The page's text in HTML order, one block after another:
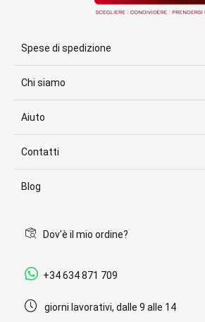
Spese di spedizione
Chi siamo
Aiuto
Contatti
Blog
Dov'è il mio ordine?
+34 634 871 709
giorni lavorativi, dalle 9 alle 14